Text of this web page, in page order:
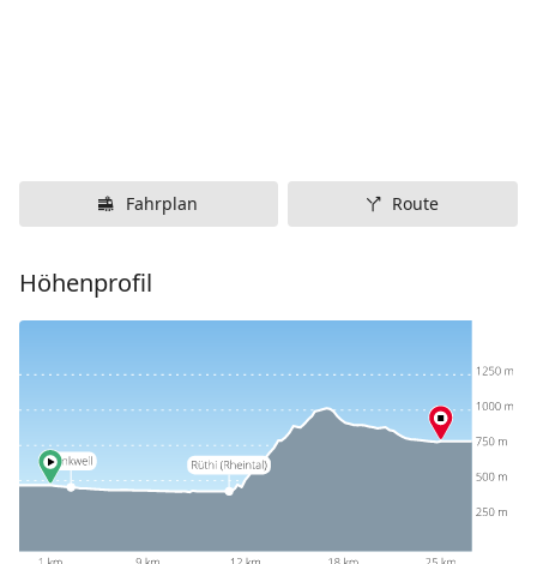
Fahrplan Route
Höhenprofil